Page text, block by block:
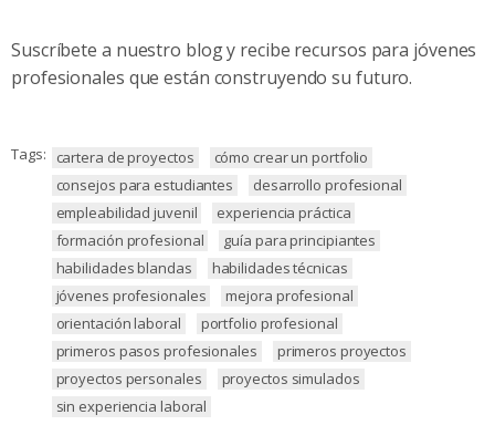
Suscríbete a nuestro blog y recibe recursos para jóvenes
profesionales que están construyendo su futuro.
Tags: cartera de proyectos
cómo crear un portfolio
consejos para estudiantes
desarrollo profesional
empleabilidad juvenil
experiencia práctica
formación profesional
guía para principiantes
habilidades blandas
habilidades técnicas
jóvenes profesionales
mejora profesional
orientación laboral
portfolio profesional
primeros pasos profesionales
primeros proyectos
proyectos personales
proyectos simulados
sin experiencia laboral